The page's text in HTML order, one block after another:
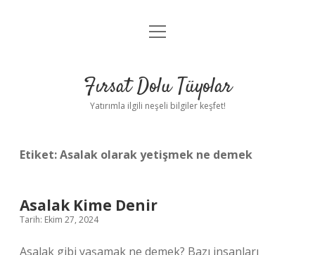
Gizlilik Politikası
Yasal Uyarı
menüyü
Fırsat Dolu Tüyolar
Yatırımla ilgili neşeli bilgiler keşfet!
Etiket:Asalak olarak yetişmek ne demek
Asalak Kime Denir
Tarih: Ekim 27, 2024
Asalak gibi yaşamak ne demek? Bazı insanları